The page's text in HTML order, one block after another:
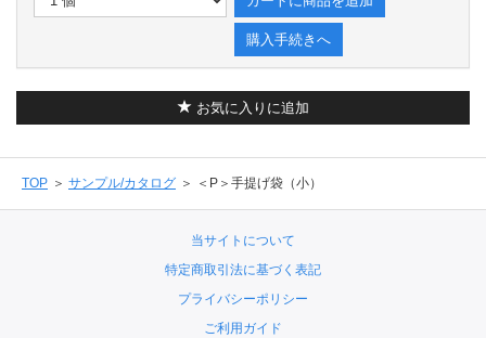
購入手続きへ
お気に入りに追加
TOP サンプル/カタログ ＜P＞手提げ袋（小）
当サイトについて
特定商取引法に基づく表記
プライバシーポリシー
ご利用ガイド